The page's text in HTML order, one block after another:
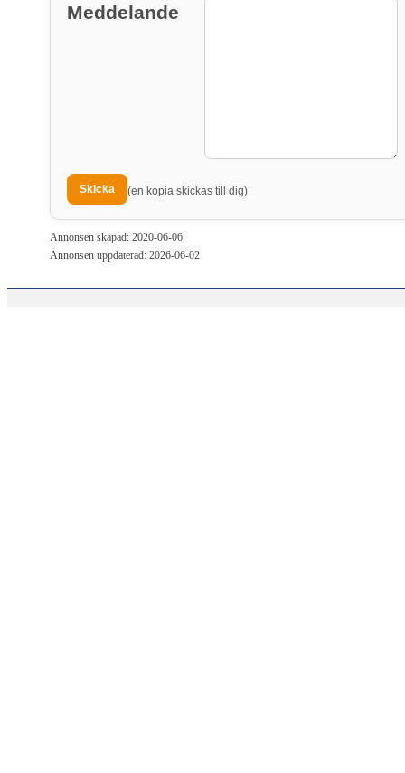
Meddelande
(en kopia skickas till dig)
Annonsen skapad: 2020-06-06
Annonsen uppdaterad: 2026-06-02